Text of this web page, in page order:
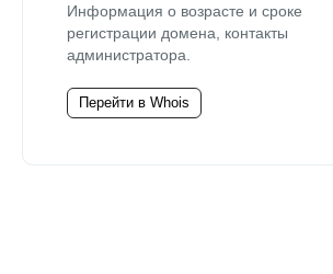
Информация о возрасте и сроке
регистрации домена, контакты
администратора.
Перейти в Whois